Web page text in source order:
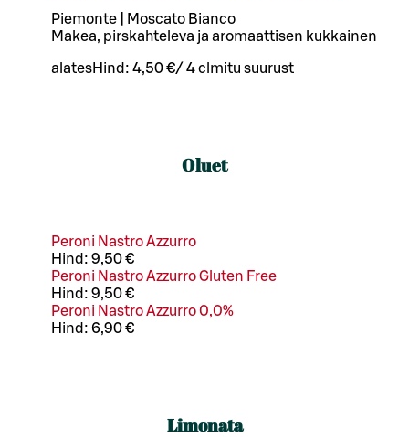
Piemonte | Moscato Bianco
Makea, pirskahteleva ja aromaattisen kukkainen
alatesHind: 4,50 €/ 4 cl mitu suurust
Oluet
Peroni Nastro Azzurro
Hind: 9,50 €
Peroni Nastro Azzurro Gluten Free
Hind: 9,50 €
Peroni Nastro Azzurro 0,0%
Hind: 6,90 €
Limonata